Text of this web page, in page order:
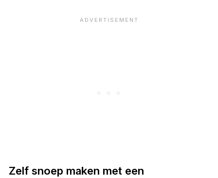
Zelf snoep maken met een